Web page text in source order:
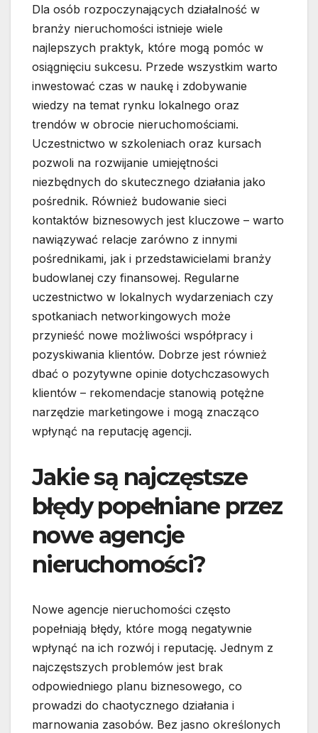
Dla osób rozpoczynających działalność w
branży nieruchomości istnieje wiele
najlepszych praktyk, które mogą pomóc w
osiągnięciu sukcesu. Przede wszystkim warto
inwestować czas w naukę i zdobywanie
wiedzy na temat rynku lokalnego oraz
trendów w obrocie nieruchomościami.
Uczestnictwo w szkoleniach oraz kursach
pozwoli na rozwijanie umiejętności
niezbędnych do skutecznego działania jako
pośrednik. Również budowanie sieci
kontaktów biznesowych jest kluczowe – warto
nawiązywać relacje zarówno z innymi
pośrednikami, jak i przedstawicielami branży
budowlanej czy finansowej. Regularne
uczestnictwo w lokalnych wydarzeniach czy
spotkaniach networkingowych może
przynieść nowe możliwości współpracy i
pozyskiwania klientów. Dobrze jest również
dbać o pozytywne opinie dotychczasowych
klientów – rekomendacje stanowią potężne
narzędzie marketingowe i mogą znacząco
wpłynąć na reputację agencji.
Jakie są najczęstsze
błędy popełniane przez
nowe agencje
nieruchomości?
Nowe agencje nieruchomości często
popełniają błędy, które mogą negatywnie
wpłynąć na ich rozwój i reputację. Jednym z
najczęstszych problemów jest brak
odpowiedniego planu biznesowego, co
prowadzi do chaotycznego działania i
marnowania zasobów. Bez jasno określonych